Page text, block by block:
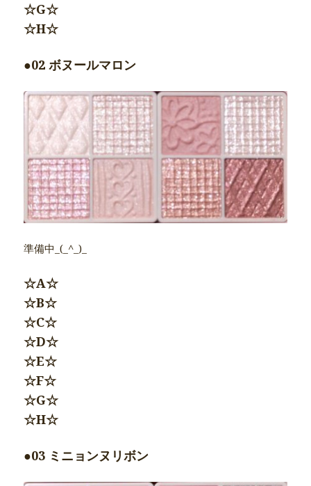
☆G☆
☆H☆
●02 ボヌールマロン
準備中_(_^_)_
☆A☆
☆B☆
☆C☆
☆D☆
☆E☆
☆F☆
☆G☆
☆H☆
●03 ミニョンヌリボン